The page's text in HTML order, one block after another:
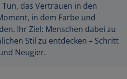
das Vertrauen in den
in dem Farbe und
Ihr Ziel: Menschen dabei zu
Stil zu entdecken – Schritt
Neugier.